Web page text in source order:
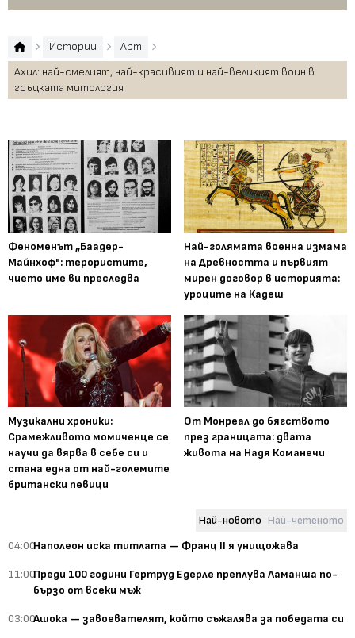
Истории
Арт
Ахил: най-смелият, най-красивият и най-великият воин в
гръцката митология
Феноменът „Баадер-
Майнхоф": терористите,
чието име ви преследва
Най-голямата военна измама
на Древността и първият
мирен договор в историята:
уроците на Кадеш
Музикални хроники:
Срамежливото момиченце се
научи да вярва в себе си и
стана една от най-големите
британски певици
От Монреал до бягството
през границата: двата
живота на Надя Команечи
Най-новото Най-четеното
04:00Наполеон иска титлата — Франц II я унищожава
11:00Преди 100 години Гертруд Едерле преплува Ламанша по-
бързо от всеки мъж
03:00Ашока — завоевателят, който съжалява за победата си